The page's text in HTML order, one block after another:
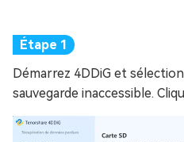
Démarrez 4DDiG et
sauvegarde inaccessible.